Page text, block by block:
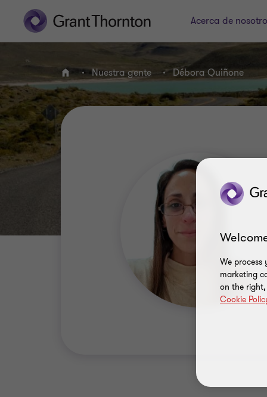
Acerca de
INICIO Nuestra gente Débora Quiñone
We process
marketing
on the
Cookie